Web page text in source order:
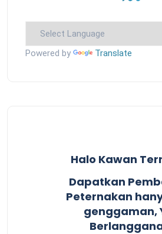
Powered by Translate
Halo Kawan
Dapatkan
Peternakan
genggaman,